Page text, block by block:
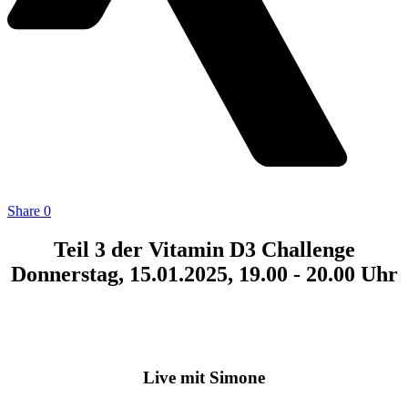
Share 0
Teil 3 der Vitamin D3 Challenge
Donnerstag, 15.01.2025, 19.00 - 20.00 Uhr
Live mit Simone